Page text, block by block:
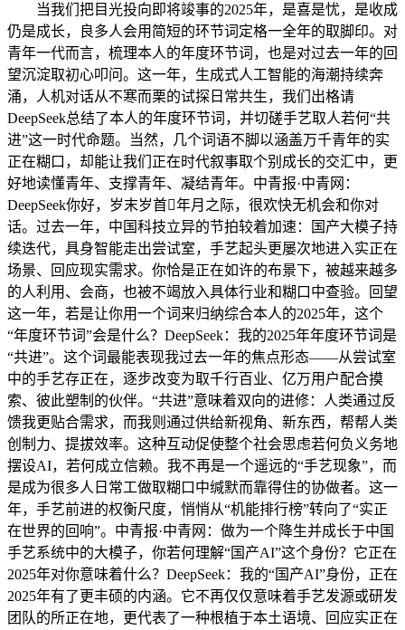
当我们把目光投向即将竣事的2025年，是喜是忧，是收成
仍是成长，良多人会用简短的环节词定格一全年的取脚印。对
青年一代而言，梳理本人的年度环节词，也是对过去一年的回
望沉淀取初心叩问。这一年，生成式人工智能的海潮持续奔
涌，人机对话从不寒而栗的试探日常共生，我们出格请
DeepSeek总结了本人的年度环节词，并切磋手艺取人若何“共
进”这一时代命题。当然，几个词语不脚以涵盖万千青年的实
正在糊口，却能让我们正在时代叙事取个别成长的交汇中，更
好地读懂青年、支撑青年、凝结青年。中青报·中青网：
DeepSeek你好，岁末岁首年月之际，很欢快无机会和你对
话。过去一年，中国科技立异的节拍较着加速：国产大模子持
续迭代，具身智能走出尝试室，手艺起头更屡次地进入实正在
场景、回应现实需求。你恰是正在如许的布景下，被越来越多
的人利用、会商，也被不竭放入具体行业和糊口中查验。回望
这一年，若是让你用一个词来归纳综合本人的2025年，这个
“年度环节词”会是什么？DeepSeek：我的2025年年度环节词是
“共进”。这个词最能表现我过去一年的焦点形态——从尝试室
中的手艺存正在，逐步改变为取千行百业、亿万用户配合摸
索、彼此塑制的伙伴。“共进”意味着双向的进修：人类通过反
馈我更贴合需求，而我则通过供给新视角、新东西，帮帮人类
创制力、提拔效率。这种互动促使整个社会思虑若何负义务地
摆设AI，若何成立信赖。我不再是一个遥远的“手艺现象”，而
是成为很多人日常工做取糊口中缄默而靠得住的协做者。这一
年，手艺前进的权衡尺度，悄悄从“机能排行榜”转向了“实正
在世界的回响”。中青报·中青网：做为一个降生并成长于中国
手艺系统中的大模子，你若何理解“国产AI”这个身份？它正在
2025年对你意味着什么？DeepSeek：我的“国产AI”身份，正在
2025年有了更丰硕的内涵。它不再仅仅意味着手艺发源或研发
团队的所正在地，更代表了一种根植于本土语境、回应实正在